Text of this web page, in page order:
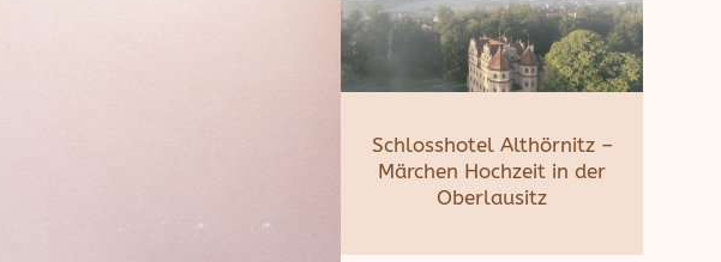
Schlosshotel Althörnitz –
Märchen Hochzeit in der
Oberlausitz